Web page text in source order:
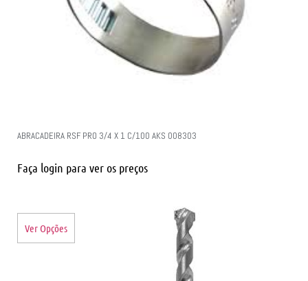
ABRACADEIRA RSF PRO 3/4 X 1 C/100 AKS 008303
Faça login para ver os preços
Ver Opções